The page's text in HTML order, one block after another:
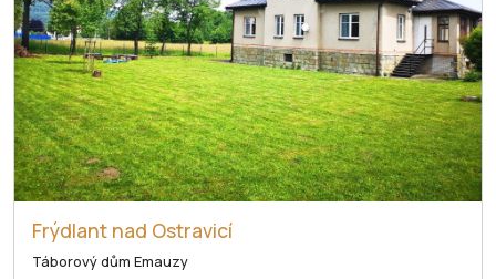
Frýdlant nad Ostravicí
Táborový dům Emauzy